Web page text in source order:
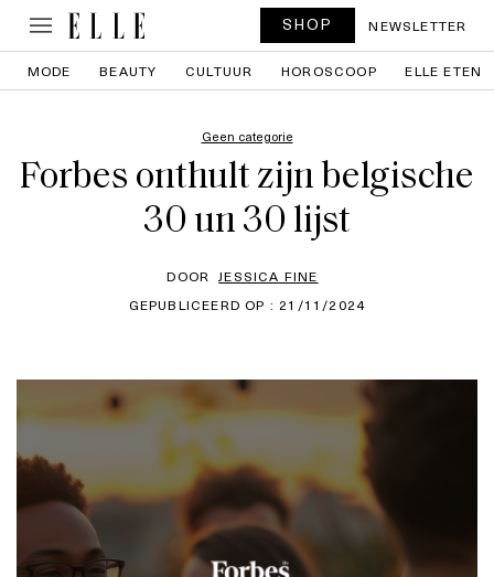
SHOP NEWSLETTER
MODE BEAUTY CULTUUR HOROSCOOP ELLE ETEN
Geen categorie
Forbes onthult zijn belgische
30 un 30 lijst
DOOR JESSICA FINE
GEPUBLICEERD OP : 21/11/2024